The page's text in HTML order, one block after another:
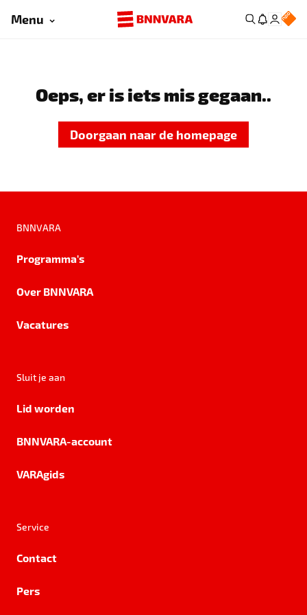
Menu
Oeps, er is iets mis gegaan..
Doorgaan naar de homepage
BNNVARA
Programma's
Over BNNVARA
Vacatures
Sluit je aan
Lid worden
BNNVARA-account
VARAgids
Service
Contact
Pers